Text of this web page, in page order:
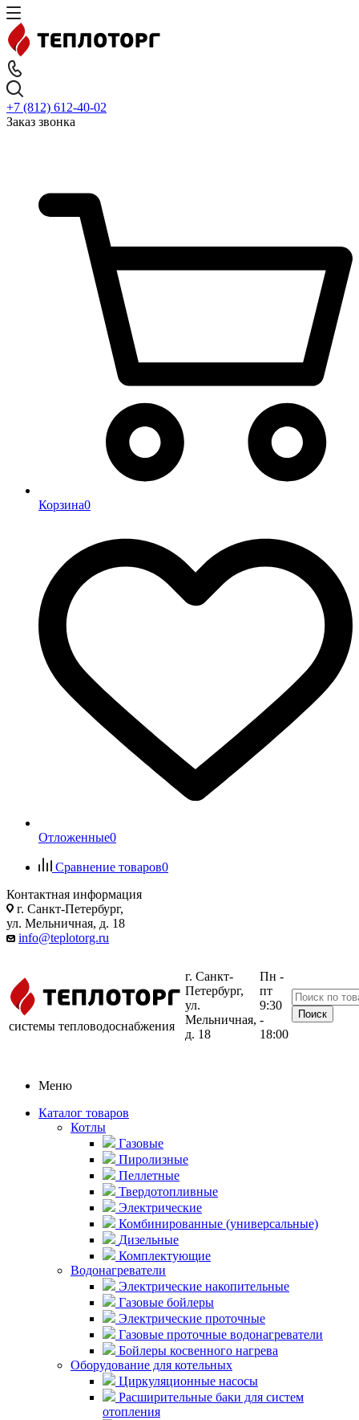
+7 (812) 612-40-02
Заказ звонка
Корзина0
Отложенные0
Сравнение товаров0
Контактная информация
г. Санкт-Петербург,
ул. Мельничная, д. 18
info@teplotorg.ru
системы тепловодоснабжения
г. Санкт-
Петербург,
ул.
Мельничная,
д. 18
Пн -
пт
9:30
-
18:00
Меню
Каталог товаров
Котлы
Газовые
Пиролизные
Пеллетные
Твердотопливные
Электрические
Комбинированные (универсальные)
Дизельные
Комплектующие
Водонагреватели
Электрические накопительные
Газовые бойлеры
Электрические проточные
Газовые проточные водонагреватели
Бойлеры косвенного нагрева
Оборудование для котельных
Циркуляционные насосы
Расширительные баки для систем
отопления